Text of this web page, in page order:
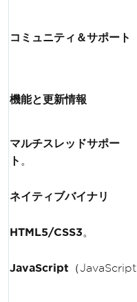
コミュニティ＆サポート
機能と更新情報
マルチスレッドサポー
ト 。
ネイティブバイナリ
HTML5/CSS3。
JavaScript （JavaScript